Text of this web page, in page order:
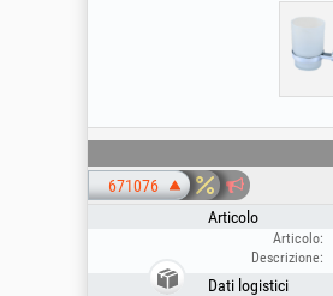
671076
Articolo
Articolo:
Descrizione:
Dati logistici